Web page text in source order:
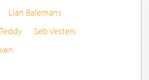
Lian Balemans
Teddy
Seb Vesters